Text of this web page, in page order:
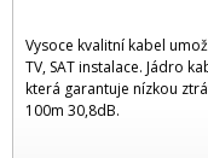
Vysoce kvalitní kabel
TV, SAT instalace. Jádro
která garantuje nízkou
100m 30,8dB.